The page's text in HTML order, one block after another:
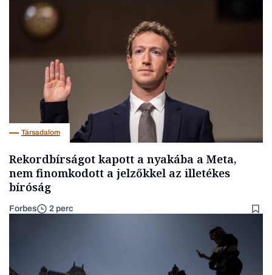
Társadalom
Rekordbírságot kapott a nyakába a Meta,
nem finomkodott a jelzőkkel az illetékes
bíróság
Forbes 2 perc